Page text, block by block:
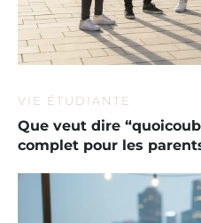
VIE ÉTUDIANTE
Que veut dire
complet pour les